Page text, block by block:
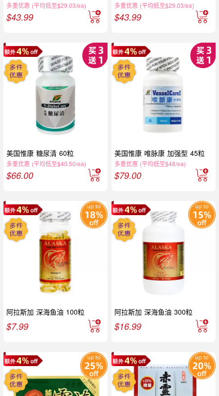
多重优惠 (平均低至$29.03/ea)
$43.99
多重优惠 (平均低至$29.03/ea)
$43.99
美国惟康 糖尿清 60粒
多重优惠 (平均低至$40.50/ea)
$66.00
美国惟康 唯脉康 加强型 45粒
多重优惠 (平均低至$48/ea)
$79.00
阿拉斯加 深海鱼油 100粒
$7.99
阿拉斯加 深海鱼油 300粒
$16.99